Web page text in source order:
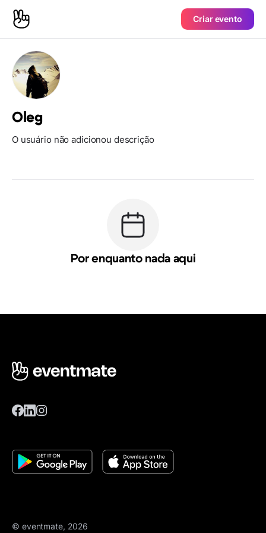
Criar evento
Oleg
O usuário não adicionou descrição
Por enquanto nada aqui
© eventmate, 2026